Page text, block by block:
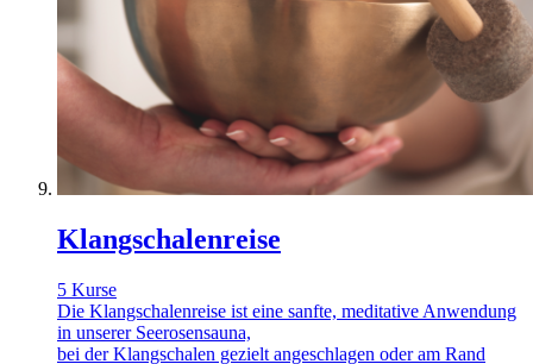
Klangschalenreise
5 Kurse
Die Klangschalenreise ist eine sanfte, meditative Anwendung
in unserer Seerosensauna,
bei der Klangschalen gezielt angeschlagen oder am Rand